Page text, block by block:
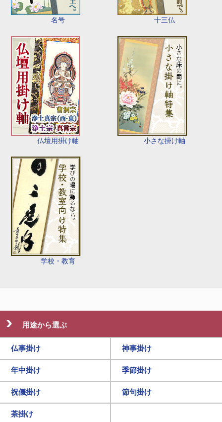
名号 十三仏
仏壇用掛け軸 小さな掛け軸
学校・教育
用途から選ぶ
仏事掛け 神事掛け
年中掛け 季節掛け
祝儀掛け 節句掛け
茶掛け